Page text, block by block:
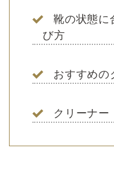
靴の状態に
び方
おすすめの
クリーナー